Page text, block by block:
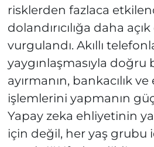
risklerden fazlaca
dolandırıcılığa daha
vurgulandı. Akıllı
yaygınlaşmasıyla doğru
ayırmanın, bankacılık
işlemlerini yapmanın
Yapay zeka ehliyetinin
için değil, her yaş grubu